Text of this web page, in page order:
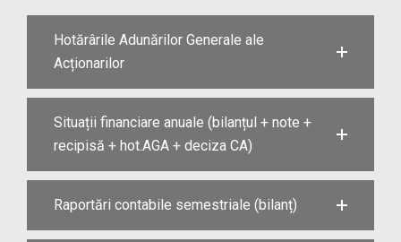
Hotărârile Adunărilor Generale ale
Acționarilor
Situații financiare anuale (bilanțul + note +
recipisă + hot.AGA + deciza CA)
Raportări contabile semestriale (bilanț)